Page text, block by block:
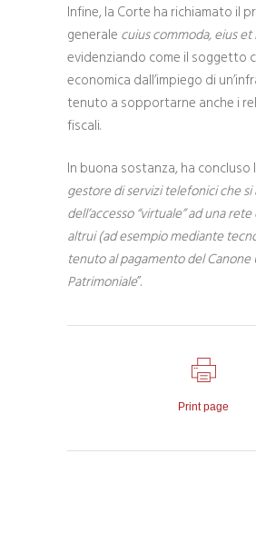
Infine, la Corte ha richiamato il
generale cuius commoda, eius
evidenziando come il soggetto
economica dall’impiego di
tenuto a sopportarne anche i
fiscali.
In buona sostanza, ha concluso
gestore di servizi telefonici che si
dell’accesso “virtuale” ad una
altrui (ad esempio mediante
tenuto al pagamento del Canone
Patrimoniale”.
Print page